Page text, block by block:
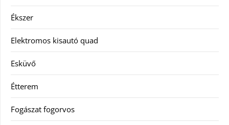
Ékszer
Elektromos kisautó quad
Esküvő
Étterem
Fogászat fogorvos